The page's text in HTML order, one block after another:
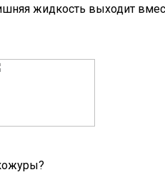
жидкость выходит